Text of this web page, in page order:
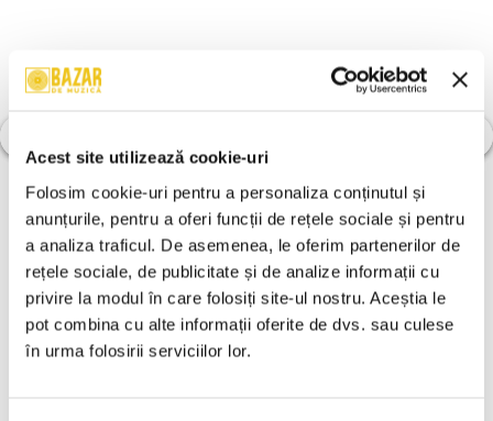
Acest site utilizează cookie-uri
Folosim cookie-uri pentru a personaliza conținutul și
anunțurile, pentru a oferi funcții de rețele sociale și pentru
a analiza traficul. De asemenea, le oferim partenerilor de
rețele sociale, de publicitate și de analize informații cu
privire la modul în care folosiți site-ul nostru. Aceștia le
pot combina cu alte informații oferite de dvs. sau culese
în urma folosirii serviciilor lor.
-30%